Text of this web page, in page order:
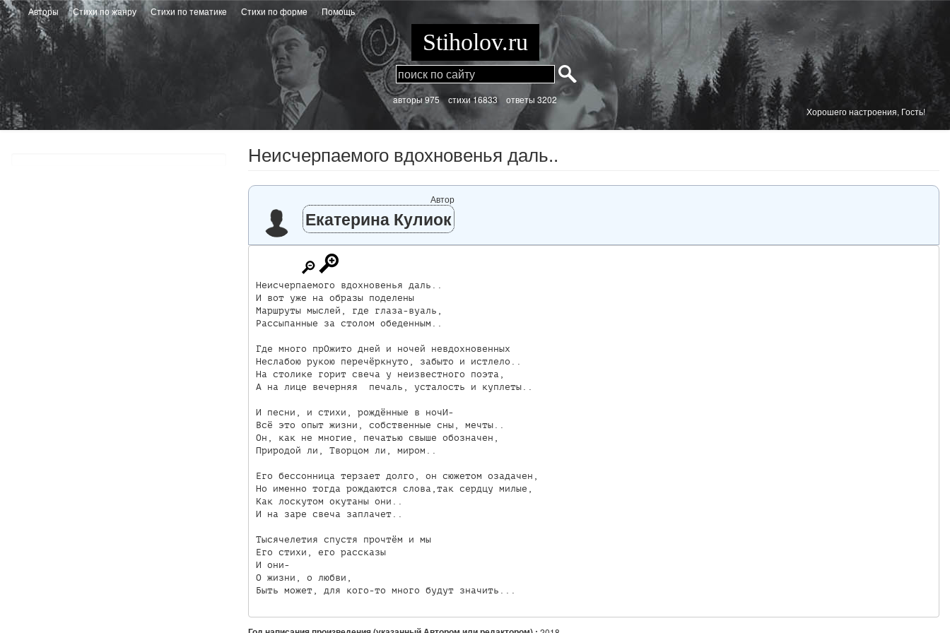
Перейти
к
основному
содержанию
Авторы Стихи по жанру Стихи по тематике Стихи по форме Помощь
Stiholov.ru
aвторы 975 стихи16833 ответы 3202
Хорошего настроения, Гость!
Неисчерпаемого вдохновенья даль..
Автор
Екатерина Кулиок
Неисчерпаемого вдохновенья даль..
И вот уже на образы поделены
Маршруты мыслей, где глаза-вуаль,
Рассыпанные за столом обеденным..
Где много прОжито дней и ночей невдохновенных
Неслабою рукою перечёркнуто, забыто и истлело..
На столике горит свеча у неизвестного поэта,
А на лице вечерняя  печаль, усталость и куплеты..
И песни, и стихи, рождённые в ночИ-
Всё это опыт жизни, собственные сны, мечты..
Он, как не многие, печатью свыше обозначен,
Природой ли, Творцом ли, миром..
Его бессонница терзает долго, он сюжетом озадачен,
Но именно тогда рождаются слова,так сердцу милые,
Как лоскутом окутаны они..
И на заре свеча заплачет..
Тысячелетия спустя прочтём и мы
Его стихи, его рассказы
И они-
О жизни, о любви,